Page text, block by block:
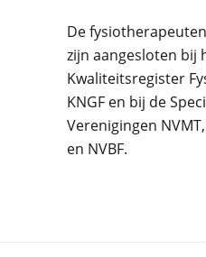
De
zijn aangesloten bij
Kwaliteitsregister
KNGF en bij de
Verenigingen NVMT,
en NVBF.